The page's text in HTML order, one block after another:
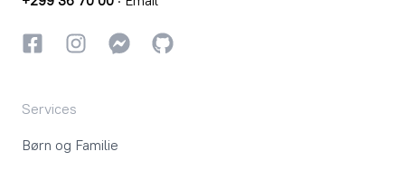
FacebookInstagramInstagram
GitHub
Services
Børn og Familie